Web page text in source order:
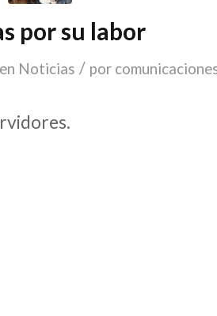
por su labor
en Noticias / por